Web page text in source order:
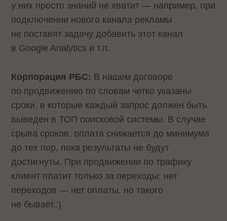
у них просто знаний не хватит — например, при
подключении нового канала рекламы
не поставят задачу добавить этот канал
в Google Analytics и т.п.
Корпорация РБС: В нашем договоре
по продвижению по словам четко указаны
сроки, в которые каждый запрос должен быть
выведен в ТОП поисковой системы. В случае
срыва сроков, оплата снижается до минимума
до тех пор, пока результаты не будут
достигнуты. При продвижении по трафику
клиент платит только за переходы: нет
переходов — нет оплаты, но такого
не бывает.:)